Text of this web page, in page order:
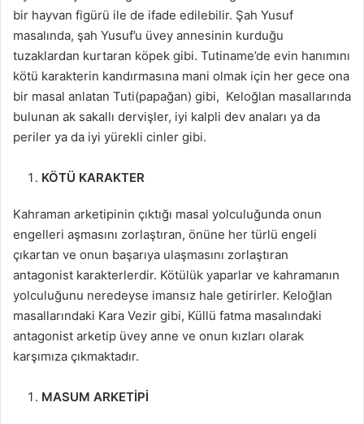
bir hayvan figürü ile de ifade edilebilir. Şah Yusuf
masalında, şah Yusuf’u üvey annesinin kurduğu
tuzaklardan kurtaran köpek gibi. Tutiname’de evin hanımını
kötü karakterin kandırmasına mani olmak için her gece ona
bir masal anlatan Tuti(papağan) gibi, Keloğlan masallarında
bulunan ak sakallı dervişler, iyi kalpli dev anaları ya da
periler ya da iyi yürekli cinler gibi.
KÖTÜ KARAKTER
Kahraman arketipinin çıktığı masal yolculuğunda onun
engelleri aşmasını zorlaştıran, önüne her türlü engeli
çıkartan ve onun başarıya ulaşmasını zorlaştıran
antagonist karakterlerdir. Kötülük yaparlar ve kahramanın
yolculuğunu neredeyse imansız hale getirirler. Keloğlan
masallarındaki Kara Vezir gibi, Küllü fatma masalındaki
antagonist arketip üvey anne ve onun kızları olarak
karşımıza çıkmaktadır.
MASUM ARKETİPİ